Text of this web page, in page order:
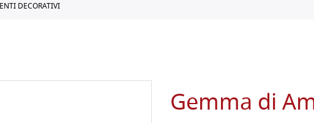
DECORATIVI
Gemma di